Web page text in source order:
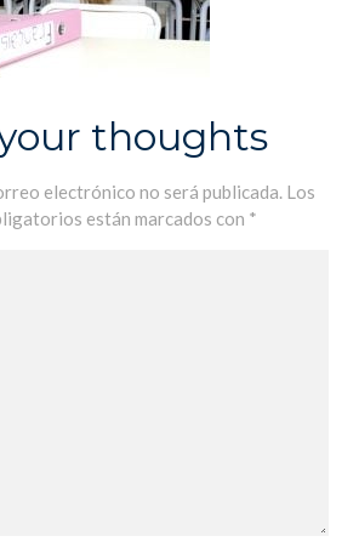
thoughts
electrónico no será publicada. Los
están marcados con *